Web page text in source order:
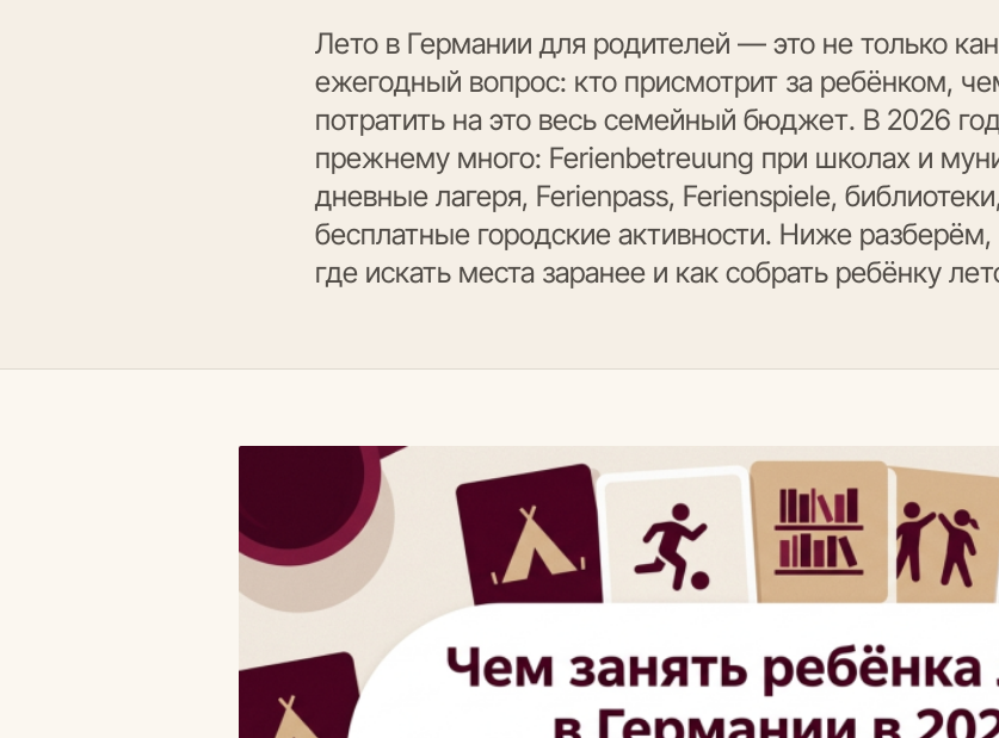
Лето в Германии для родителей — это не только
ежегодный вопрос: кто присмотрит за ребёнком,
потратить на это весь семейный бюджет. В 2026
прежнему много: Ferienbetreuung при школах и
дневные лагеря, Ferienpass, Ferienspiele,
бесплатные городские активности. Ниже разберём,
где искать места заранее и как собрать ребёнку